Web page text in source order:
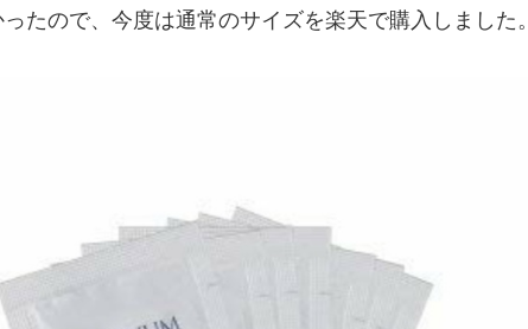
たので、今度は通常のサイズを楽天で購入しました。